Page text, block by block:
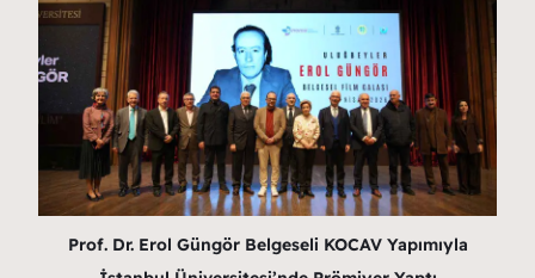
Prof. Dr. Erol Güngör Belgeseli KOCAV Yapımıyla